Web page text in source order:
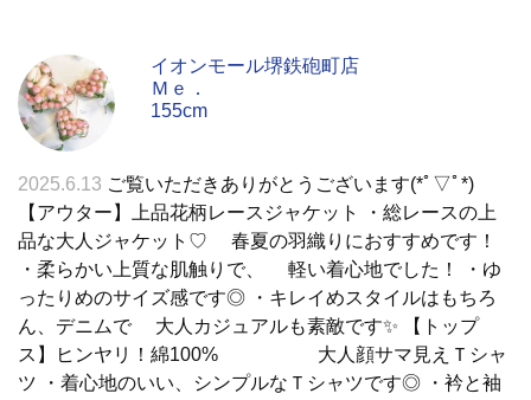
イオンモール堺鉄砲町店
Ｍｅ．
155cm
2025.6.13 ご覧いただきありがとうございます(*ﾟ▽ﾟ*)
【アウター】上品花柄レースジャケット ・総レースの上
品な大人ジャケット♡ 春夏の羽織りにおすすめです！
・柔らかい上質な肌触りで、 軽い着心地でした！ ・ゆ
ったりめのサイズ感です◎ ・キレイめスタイルはもちろ
ん、デニムで 大人カジュアルも素敵です✨ 【トップ
ス】ヒンヤリ！綿100% 大人顔サマ見えＴシャ
ツ ・着心地のいい、シンプルなＴシャツです◎ ・衿と袖